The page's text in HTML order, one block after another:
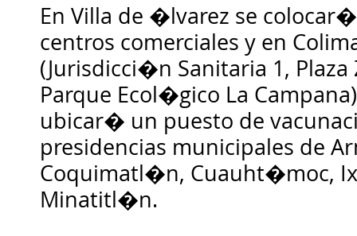
En Villa de �lvarez se
centros comerciales y en
(Jurisdicci�n Sanitaria 1, Plaza
Parque Ecol�gico La
ubicar� un puesto de
presidencias municipales de
Coquimatl�n, Cuauht�moc,
Minatitl�n.